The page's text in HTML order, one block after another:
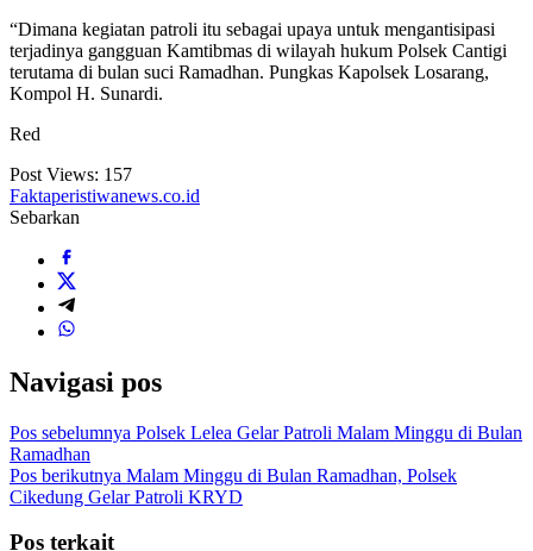
“Dimana kegiatan patroli itu sebagai upaya untuk mengantisipasi
terjadinya gangguan Kamtibmas di wilayah hukum Polsek Cantigi
terutama di bulan suci Ramadhan. Pungkas Kapolsek Losarang,
Kompol H. Sunardi.
Red
Post Views: 157
Faktaperistiwanews.co.id
Sebarkan
Navigasi pos
Pos sebelumnya Polsek Lelea Gelar Patroli Malam Minggu di Bulan
Ramadhan
Pos berikutnya Malam Minggu di Bulan Ramadhan, Polsek
Cikedung Gelar Patroli KRYD
Pos terkait